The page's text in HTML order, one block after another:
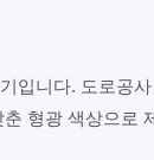
입니다. 도로공
형광 색상으로